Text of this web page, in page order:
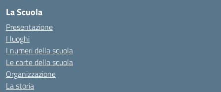
La Scuola
Presentazione
I luoghi
I numeri della scuola
Le carte della scuola
Organizzazione
La storia